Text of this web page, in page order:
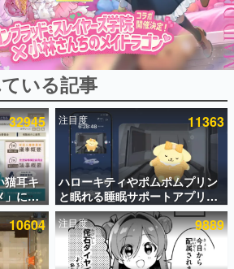
一覧
記事
が数千以上！ ページビュー数万以上！ などな
人々に読まれた、電ファミ渾身の“殿堂入り”記
ました。
企画書
クリエイターの方々に製作時のエピソードをお
ットする企画（ゲーム）とは何か？を探ってい
解いてはいけない。『赫本』は、〈試験問題〉
短編ホラー小説集です。
いる記事
32945
猫耳キ
」に視
。違法
写も含
す
注目度 11363
ハローキティやポムポムプリン
と眠れる睡眠サポートアプリ
『ゆめたび』が配信中。キャラ
ごとのASMRや目覚ましアラー
ムも搭載
10604 注目度 9889